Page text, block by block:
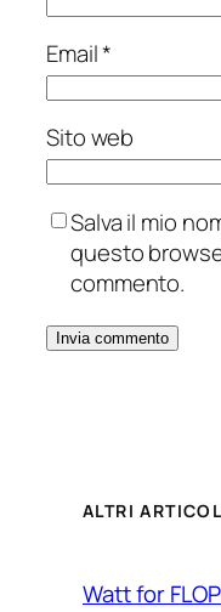
Email*
Sito web
Salva il mio
questo
commento.
ALTRI
Watt for